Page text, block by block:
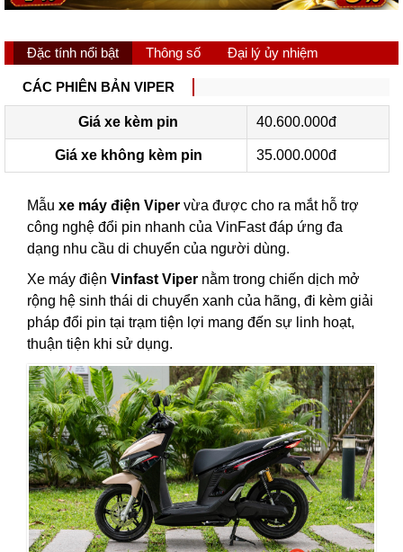
Đặc tính nổi bật Thông số Đại lý ủy nhiệm
CÁC PHIÊN BẢN VIPER
Giá xe kèm pin 40.600.000đ
Giá xe không kèm pin 35.000.000đ
Mẫu xe máy điện Viper vừa được cho ra mắt hỗ trợ
công nghệ đổi pin nhanh của VinFast đáp ứng đa
dạng nhu cầu di chuyển của người dùng.
Xe máy điện Vinfast Viper nằm trong chiến dịch mở
rộng hệ sinh thái di chuyển xanh của hãng, đi kèm giải
pháp đổi pin tại trạm tiện lợi mang đến sự linh hoạt,
thuận tiện khi sử dụng.